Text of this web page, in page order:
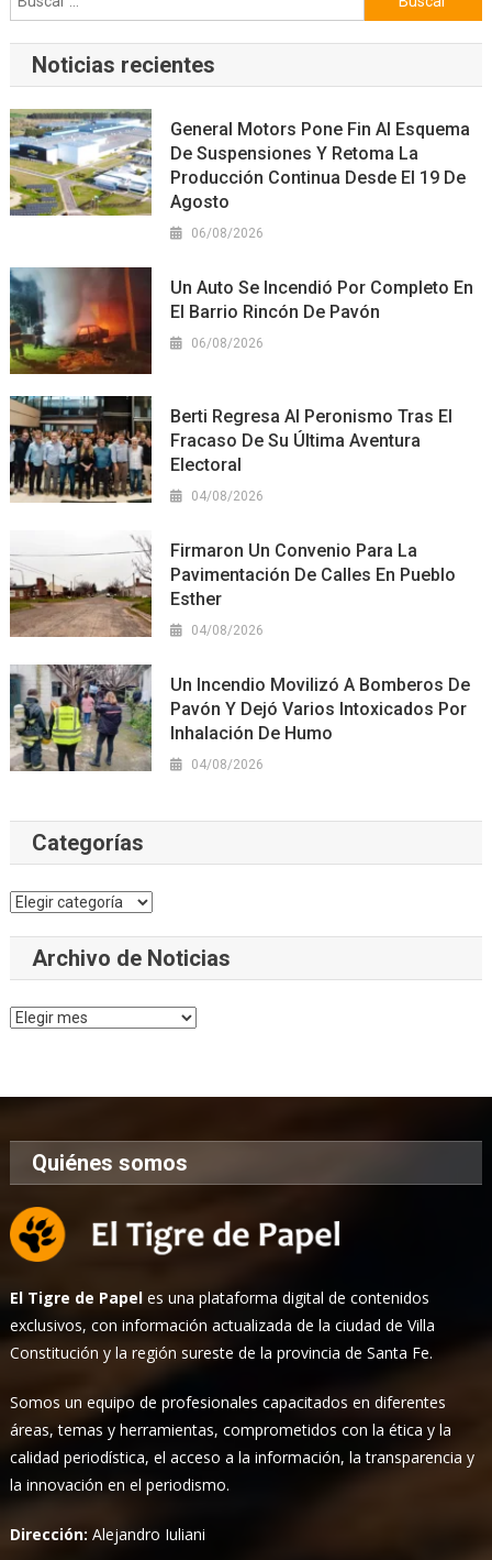
Noticias recientes
General Motors Pone Fin Al Esquema
De Suspensiones Y Retoma La
Producción Continua Desde El 19 De
Agosto
06/08/2026
Un Auto Se Incendió Por Completo En
El Barrio Rincón De Pavón
06/08/2026
Berti Regresa Al Peronismo Tras El
Fracaso De Su Última Aventura
Electoral
04/08/2026
Firmaron Un Convenio Para La
Pavimentación De Calles En Pueblo
Esther
04/08/2026
Un Incendio Movilizó A Bomberos De
Pavón Y Dejó Varios Intoxicados Por
Inhalación De Humo
04/08/2026
Categorías
Categorías
Archivo de Noticias
Archivo
Quiénes somos
El Tigre de Papel es una plataforma digital de contenidos
exclusivos, con información actualizada de la ciudad de Villa
Constitución y la región sureste de la provincia de Santa Fe.
Somos un equipo de profesionales capacitados en diferentes
áreas, temas y herramientas, comprometidos con la ética y la
calidad periodística, el acceso a la información, la transparencia y
la innovación en el periodismo.
Dirección:Alejandro Iuliani